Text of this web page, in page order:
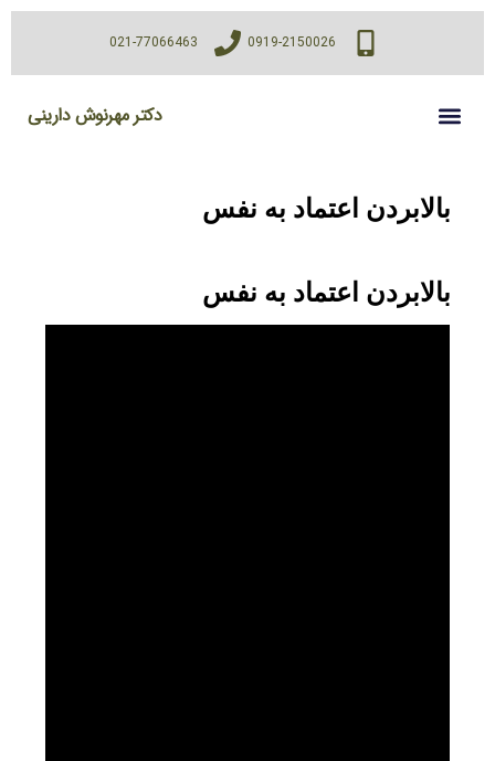
0919-2150026
021-77066463
دکتر مهرنوش دارینی
بالابردن اعتماد به نفس
بالابردن اعتماد به نفس